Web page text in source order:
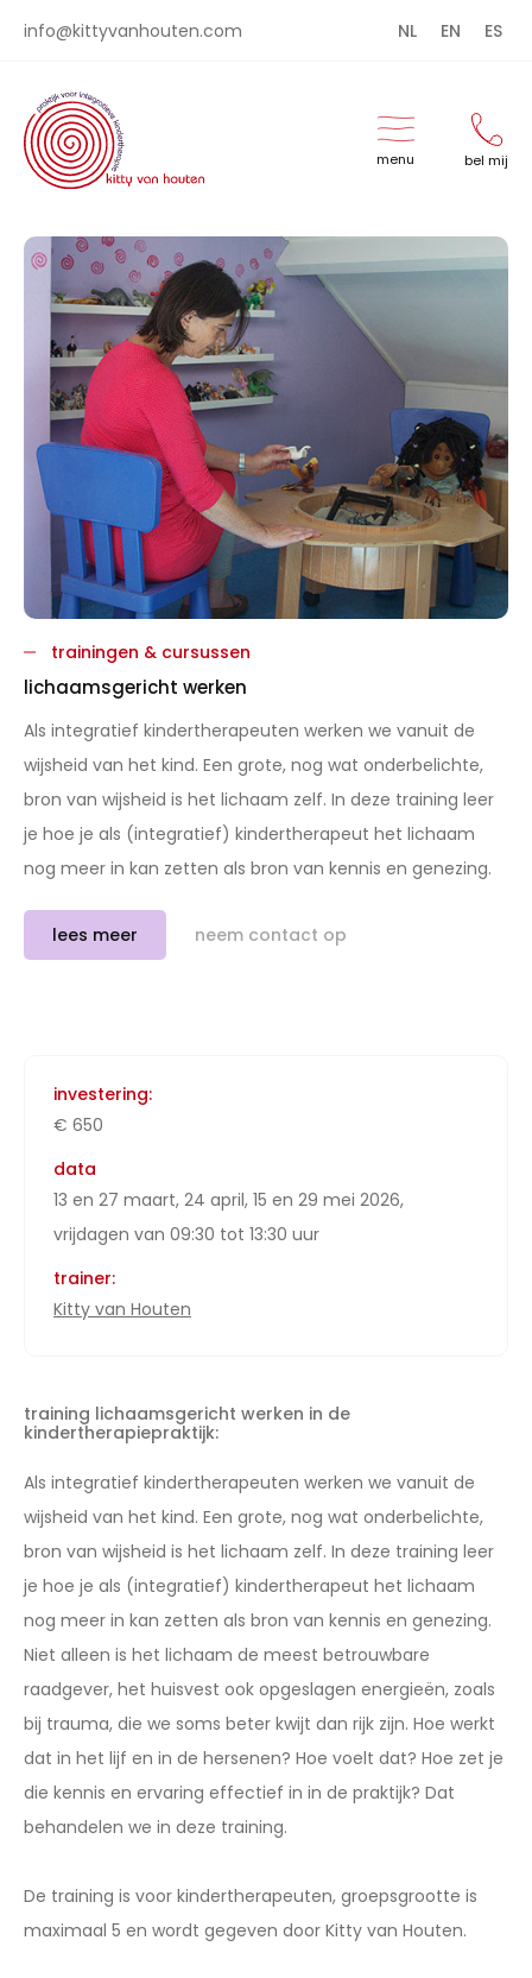
info@kittyvanhouten.com NL EN ES
menu bel mij
trainingen & cursussen
lichaamsgericht werken
Als integratief kindertherapeuten werken we vanuit de
wijsheid van het kind. Een grote, nog wat onderbelichte,
bron van wijsheid is het lichaam zelf. In deze training leer
je hoe je als (integratief) kindertherapeut het lichaam
nog meer in kan zetten als bron van kennis en genezing.
lees meer neem contact op
training lichaamsgericht werken in de
kindertherapiepraktijk:
Als integratief kindertherapeuten werken we vanuit de
wijsheid van het kind. Een grote, nog wat onderbelichte,
bron van wijsheid is het lichaam zelf. In deze training leer
je hoe je als (integratief) kindertherapeut het lichaam
nog meer in kan zetten als bron van kennis en genezing.
Niet alleen is het lichaam de meest betrouwbare
raadgever, het huisvest ook opgeslagen energieën, zoals
bij trauma, die we soms beter kwijt dan rijk zijn. Hoe werkt
dat in het lijf en in de hersenen? Hoe voelt dat? Hoe zet je
die kennis en ervaring effectief in in de praktijk? Dat
behandelen we in deze training.
De training is voor kindertherapeuten, groepsgrootte is
maximaal 5 en wordt gegeven door Kitty van Houten.
investering:
€ 650
data
13 en 27 maart, 24 april, 15 en 29 mei 2026,
vrijdagen van 09:30 tot 13:30 uur
trainer:
Kitty van Houten